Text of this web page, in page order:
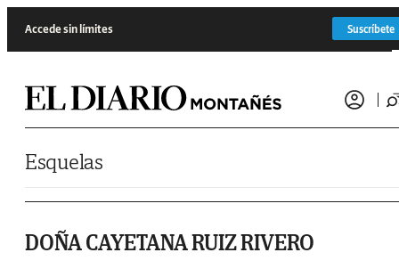
Accede sin límites Suscríbete
Esquelas
DOÑA CAYETANA RUIZ RIVERO